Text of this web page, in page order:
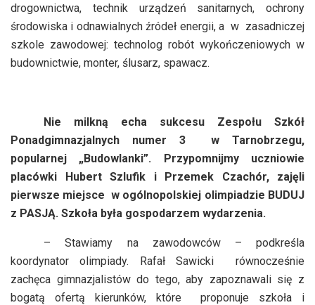
drogownictwa, technik urządzeń sanitarnych, ochrony
środowiska i odnawialnych źródeł energii, a w zasadniczej
szkole zawodowej: technolog robót wykończeniowych w
budownictwie, monter, ślusarz, spawacz.
Nie milkną echa sukcesu Zespołu Szkół
Ponadgimnazjalnych numer 3 w Tarnobrzegu,
popularnej „Budowlanki”. Przypomnijmy uczniowie
placówki Hubert Szlufik i Przemek Czachór, zajęli
pierwsze miejsce w ogólnopolskiej olimpiadzie BUDUJ
z PASJĄ. Szkoła była gospodarzem wydarzenia.
– Stawiamy na zawodowców – podkreśla
koordynator olimpiady. Rafał Sawicki
równocześnie
zachęca gimnazjalistów do tego, aby zapoznawali się z
bogatą ofertą kierunków, które
proponuje szkoła i